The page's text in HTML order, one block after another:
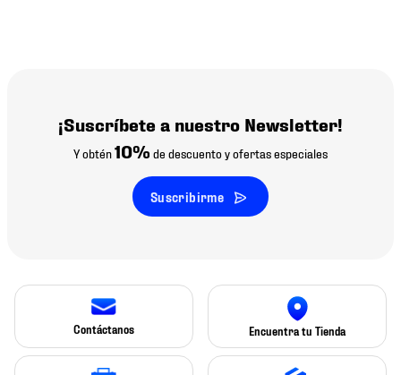
¡Suscríbete a nuestro Newsletter!
Y obtén10% de descuento y ofertas especiales
Suscribirme
Contáctanos Encuentra tu Tienda